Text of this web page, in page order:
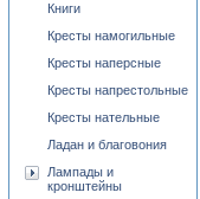
Книги
Кресты намогильные
Кресты наперсные
Кресты напрестольные
Кресты нательные
Ладан и благовония
Лампады и
кронштейны